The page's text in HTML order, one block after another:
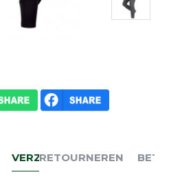
VERZENDEN
RETOURNEREN BETALEN